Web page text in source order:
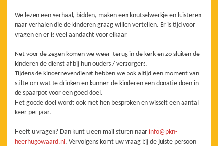
We lezen een verhaal, bidden, maken een knutselwerkje en luisteren
naar verhalen die de kinderen graag willen vertellen. Er is tijd voor
vragen en er is veel aandacht voor elkaar.
Net voor de zegen komen we weer terug in de kerk en zo sluiten de
kinderen de dienst af bij hun ouders / verzorgers.
Tijdens de kindernevendienst hebben we ook altijd een moment van
stilte om wat te drinken en kunnen de kinderen een donatie doen in
de spaarpot voor een goed doel.
Het goede doel wordt ook met hen besproken en wisselt een aantal
keer per jaar.
Heeft u vragen? Dan kunt u een mail sturen naar info@pkn-
heerhugowaard.nl . Vervolgens komt uw vraag bij de juiste persoon